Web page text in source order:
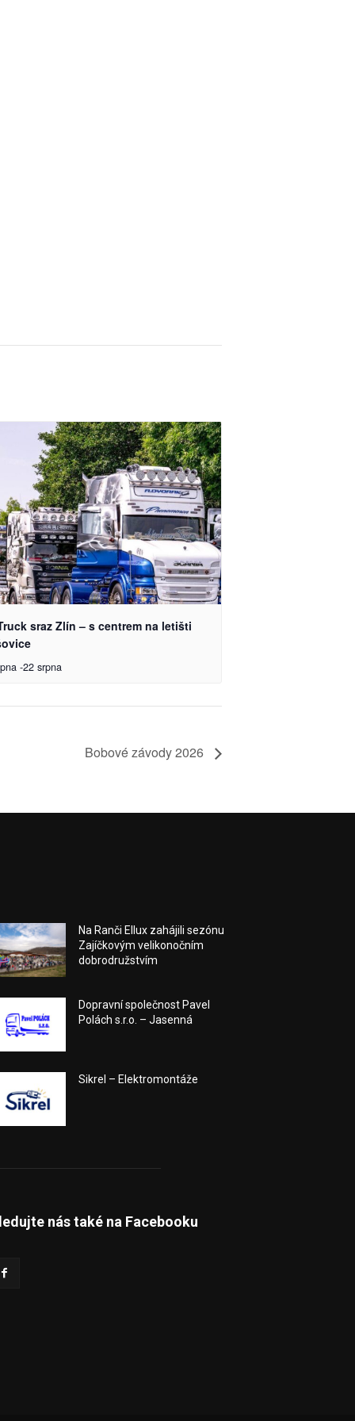
sraz Zlín – s centrem na letišti
-22 srpna
Bobové závody 2026
Na Ranči Ellux zahájili sezónu
Zajíčkovým velikonočním
dobrodružstvím
Dopravní společnost Pavel
Polách s.r.o. – Jasenná
Sikrel – Elektromontáže
nás také na Facebooku